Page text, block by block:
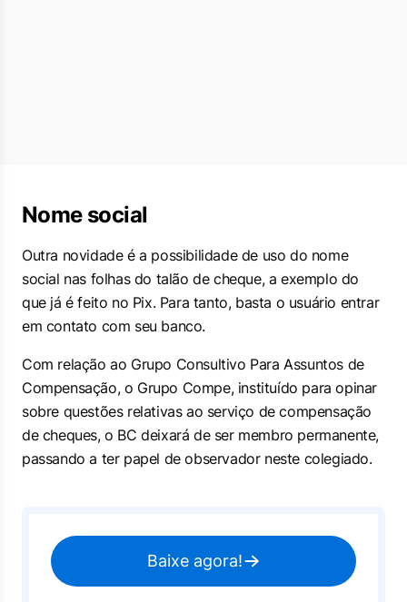
Nome social
Outra novidade é a possibilidade de uso do nome
social nas folhas do talão de cheque, a exemplo do
que já é feito no Pix. Para tanto, basta o usuário entrar
em contato com seu banco.
Com relação ao Grupo Consultivo Para Assuntos de
Compensação, o Grupo Compe, instituído para opinar
sobre questões relativas ao serviço de compensação
de cheques, o BC deixará de ser membro permanente,
passando a ter papel de observador neste colegiado.
Baixe agora!